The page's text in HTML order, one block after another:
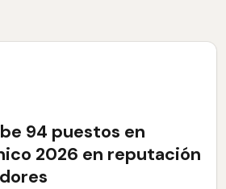
94 puestos en
2026 en reputación